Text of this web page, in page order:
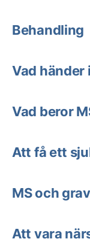
Behandling
Vad händer
Vad beror
Att få ett
MS och
Att vara